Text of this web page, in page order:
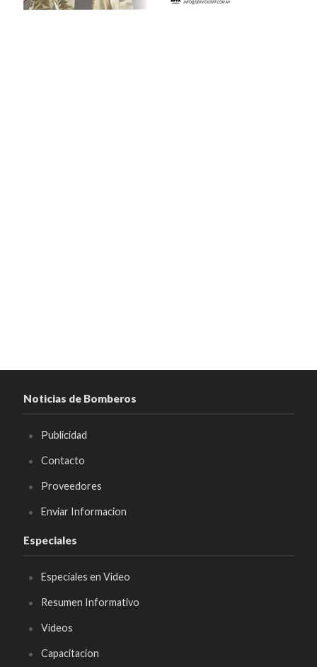
Noticias de Bomberos
Publicidad
Contacto
Proveedores
Enviar Informacion
Especiales
Especiales en Video
Resumen Informativo
Videos
Capacitacion